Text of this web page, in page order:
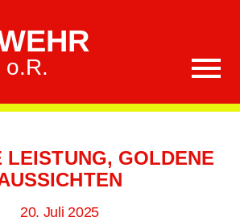
o.R.
Kategorien
LEISTUNG, GOLDENE
20. Juli 2025